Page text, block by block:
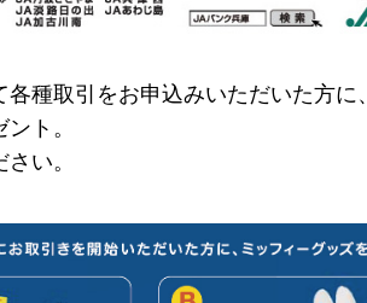
種取引をお申込みいただいた方に、
ト。
い。